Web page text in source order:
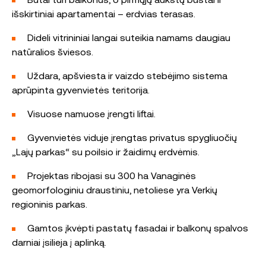
išskirtiniai apartamentai – erdvias terasas.
Dideli vitrininiai langai suteikia namams daugiau
natūralios šviesos.
Uždara, apšviesta ir vaizdo stebėjimo sistema
aprūpinta gyvenvietės teritorija.
Visuose namuose įrengti liftai.
Gyvenvietės viduje įrengtas privatus spygliuočių
„Lajų parkas“ su poilsio ir žaidimų erdvėmis.
Projektas ribojasi su 300 ha Vanaginės
geomorfologiniu draustiniu, netoliese yra Verkių
regioninis parkas.
Gamtos įkvėpti pastatų fasadai ir balkonų spalvos
darniai įsilieja į aplinką.